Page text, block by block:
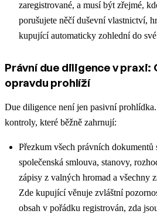
zaregistrované, a musí být zřejmé,
porušujete něčí duševní vlastnictví,
kupující automaticky zohlední do
Právní due diligence v praxi:
opravdu prohlíží
Due diligence není jen pasivní
kontroly, které běžně zahrnují:
Přezkum všech právních dokumentů
společenská smlouva, stanovy,
zápisy z valných hromad a všechny
Zde kupující věnuje zvláštní
obsah v pořádku registrován, zda